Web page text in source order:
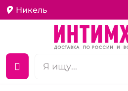
Никель